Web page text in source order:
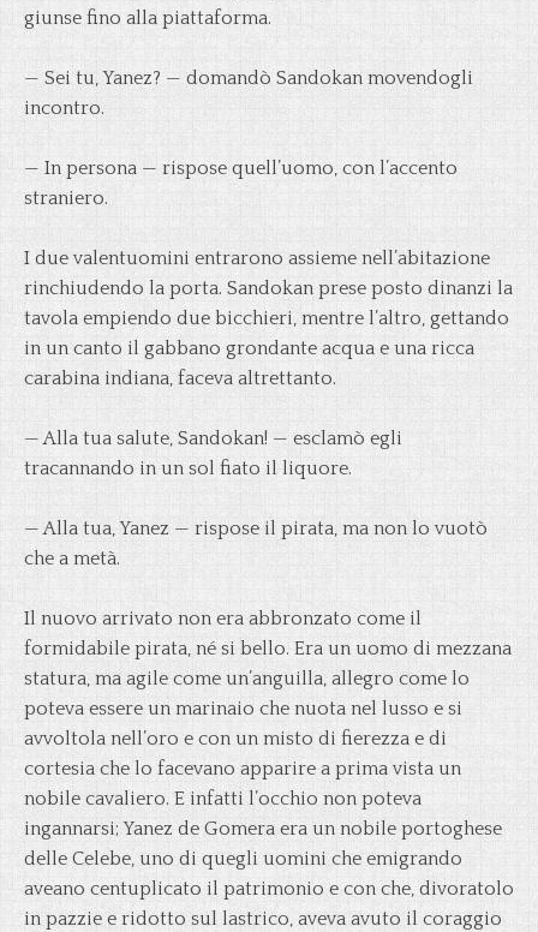
giunse fino alla piattaforma.
— Sei tu, Yanez? — domandò Sandokan movendogli
incontro.
— In persona — rispose quell’uomo, con l’accento
straniero.
I due valentuomini entrarono assieme nell’abitazione
rinchiudendo la porta. Sandokan prese posto dinanzi la
tavola empiendo due bicchieri, mentre l’altro, gettando
in un canto il gabbano grondante acqua e una ricca
carabina indiana, faceva altrettanto.
— Alla tua salute, Sandokan! — esclamò egli
tracannando in un sol fiato il liquore.
— Alla tua, Yanez — rispose il pirata, ma non lo vuotò
che a metà.
Il nuovo arrivato non era abbronzato come il
formidabile pirata, né si bello. Era un uomo di mezzana
statura, ma agile come un’anguilla, allegro come lo
poteva essere un marinaio che nuota nel lusso e si
avvoltola nell’oro e con un misto di fierezza e di
cortesia che lo facevano apparire a prima vista un
nobile cavaliero. E infatti l’occhio non poteva
ingannarsi; Yanez de Gomera era un nobile portoghese
delle Celebe, uno di quegli uomini che emigrando
aveano centuplicato il patrimonio e con che, divoratolo
in pazzie e ridotto sul lastrico, aveva avuto il coraggio